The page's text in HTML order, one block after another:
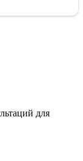
для